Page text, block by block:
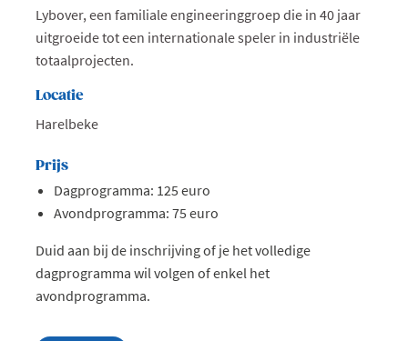
Lybover, een familiale engineeringgroep die in 40 jaar
uitgroeide tot een internationale speler in industriële
totaalprojecten.
Locatie
Harelbeke
Prijs
Dagprogramma: 125 euro
Avondprogramma: 75 euro
Duid aan bij de inschrijving of je het volledige
dagprogramma wil volgen of enkel het
avondprogramma.